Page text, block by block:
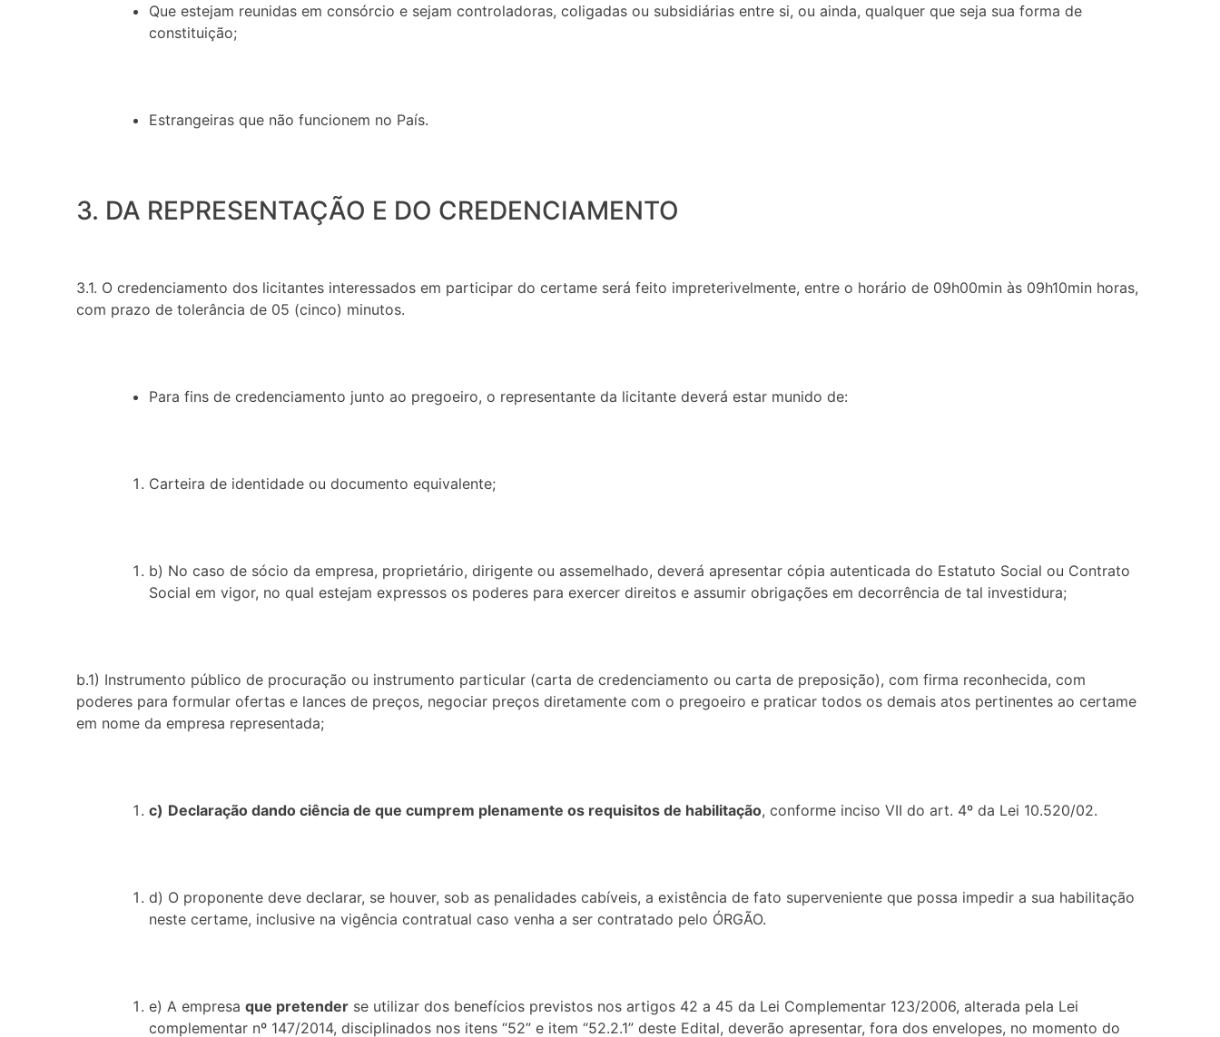
Que estejam reunidas em consórcio e sejam controladoras, coligadas ou subsidiárias entre si, ou ainda, qualquer que seja sua forma de
constituição;
Estrangeiras que não funcionem no País.
3. DA REPRESENTAÇÃO E DO CREDENCIAMENTO
3.1. O credenciamento dos licitantes interessados em participar do certame será feito impreterivelmente, entre o horário de 09h00min às 09h10min horas,
com prazo de tolerância de 05 (cinco) minutos.
Para fins de credenciamento junto ao pregoeiro, o representante da licitante deverá estar munido de:
Carteira de identidade ou documento equivalente;
b) No caso de sócio da empresa, proprietário, dirigente ou assemelhado, deverá apresentar cópia autenticada do Estatuto Social ou Contrato
Social em vigor, no qual estejam expressos os poderes para exercer direitos e assumir obrigações em decorrência de tal investidura;
b.1) Instrumento público de procuração ou instrumento particular (carta de credenciamento ou carta de preposição), com firma reconhecida, com
poderes para formular ofertas e lances de preços, negociar preços diretamente com o pregoeiro e praticar todos os demais atos pertinentes ao certame
em nome da empresa representada;
c) Declaração dando ciência de que cumprem plenamente os requisitos de habilitação, conforme inciso VII do art. 4º da Lei 10.520/02.
d) O proponente deve declarar, se houver, sob as penalidades cabíveis, a existência de fato superveniente que possa impedir a sua habilitação
neste certame, inclusive na vigência contratual caso venha a ser contratado pelo ÓRGÃO.
e) A empresa que pretender se utilizar dos benefícios previstos nos artigos 42 a 45 da Lei Complementar 123/2006, alterada pela Lei
complementar nº 147/2014, disciplinados nos itens “52” e item “52.2.1” deste Edital, deverão apresentar, fora dos envelopes, no momento do